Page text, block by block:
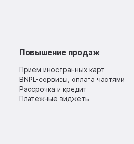
Повышение продаж
Прием иностранных карт
BNPL-сервисы, оплата частями
Рассрочка и кредит
Платежные виджеты